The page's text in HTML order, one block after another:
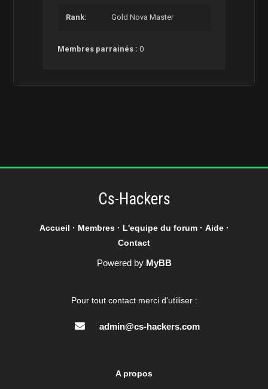
Rank: Gold Nova Master
Membres parrainés :0
Cs-Hackers
Accueil · Membres· L'equipe du forum· Aide·
Contact
Powered by MyBB
Pour tout contact merci d'utiliser :
admin@cs-hackers.com
A propos